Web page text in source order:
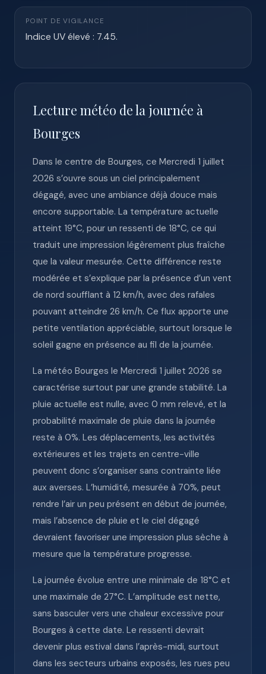
POINT DE VIGILANCE
Indice UV élevé : 7.45.
Lecture météo de la journée à
Bourges
Dans le centre de Bourges, ce Mercredi 1 juillet
2026 s’ouvre sous un ciel principalement
dégagé, avec une ambiance déjà douce mais
encore supportable. La température actuelle
atteint 19°C, pour un ressenti de 18°C, ce qui
traduit une impression légèrement plus fraîche
que la valeur mesurée. Cette différence reste
modérée et s’explique par la présence d’un vent
de nord soufflant à 12 km/h, avec des rafales
pouvant atteindre 26 km/h. Ce flux apporte une
petite ventilation appréciable, surtout lorsque le
soleil gagne en présence au fil de la journée.
La météo Bourges le Mercredi 1 juillet 2026 se
caractérise surtout par une grande stabilité. La
pluie actuelle est nulle, avec 0 mm relevé, et la
probabilité maximale de pluie dans la journée
reste à 0%. Les déplacements, les activités
extérieures et les trajets en centre-ville
peuvent donc s’organiser sans contrainte liée
aux averses. L’humidité, mesurée à 70%, peut
rendre l’air un peu présent en début de journée,
mais l’absence de pluie et le ciel dégagé
devraient favoriser une impression plus sèche à
mesure que la température progresse.
La journée évolue entre une minimale de 18°C et
une maximale de 27°C. L’amplitude est nette,
sans basculer vers une chaleur excessive pour
Bourges à cette date. Le ressenti devrait
devenir plus estival dans l’après-midi, surtout
dans les secteurs urbains exposés, les rues peu